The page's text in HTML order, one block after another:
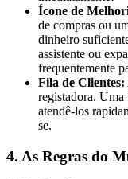
Ícone de
de compras ou
dinheiro
assistente ou
frequentemente
Fila de Clientes:
registadora.
atendê-los
se.
4. As Regras do